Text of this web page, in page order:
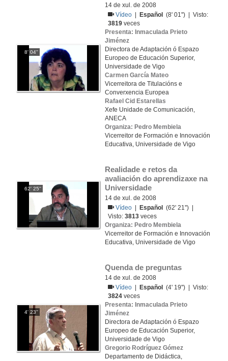
8' 04''
14 de xul. de 2008
Vídeo
Español
(8' 01'') | Visto:
3819 veces
Presenta: Inmaculada Prieto
Jiménez
Directora de Adaptación ó Espazo
Europeo de Educación Superior,
Universidade de Vigo
Carmen García Mateo
Vicerreitora de Titulacións e
Converxencia Europea
Rafael Cid Estarellas
Xefe Unidade de Comunicación,
ANECA
Organiza: Pedro Membiela
Vicerreitor de Formación e Innovación
Educativa, Universidade de Vigo
62' 25''
Realidade e retos da
avaliación do aprendizaxe na
Universidade
14 de xul. de 2008
Vídeo
Español
(62' 21'') |
Visto:3813 veces
Organiza: Pedro Membiela
Vicerreitor de Formación e Innovación
Educativa, Universidade de Vigo
4' 23''
Quenda de preguntas
14 de xul. de 2008
Vídeo
Español
(4' 19'') | Visto:
3824 veces
Presenta: Inmaculada Prieto
Jiménez
Directora de Adaptación ó Espazo
Europeo de Educación Superior,
Universidade de Vigo
Gregorio Rodríguez Gómez
Departamento de Didáctica,